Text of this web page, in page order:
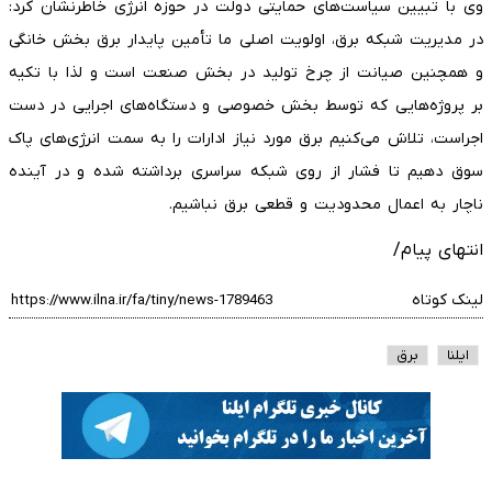
وی با تبیین سیاست‌های حمایتی دولت در حوزه انرژی خاطرنشان کرد:
در مدیریت شبکه برق، اولویت اصلی ما تأمین پایدار برق بخش خانگی
و همچنین صیانت از چرخ تولید در بخش صنعت است و لذا با تکیه
بر پروژه‌هایی که توسط بخش خصوصی و دستگاه‌های اجرایی در دست
اجراست، تلاش می‌کنیم برق مورد نیاز ادارات را به سمت انرژی‌های پاک
سوق دهیم تا فشار از روی شبکه سراسری برداشته شده و در آینده
ناچار به اعمال محدودیت و قطعی برق نباشیم.
انتهای پیام/
لینک کوتاه
ایلنا برق